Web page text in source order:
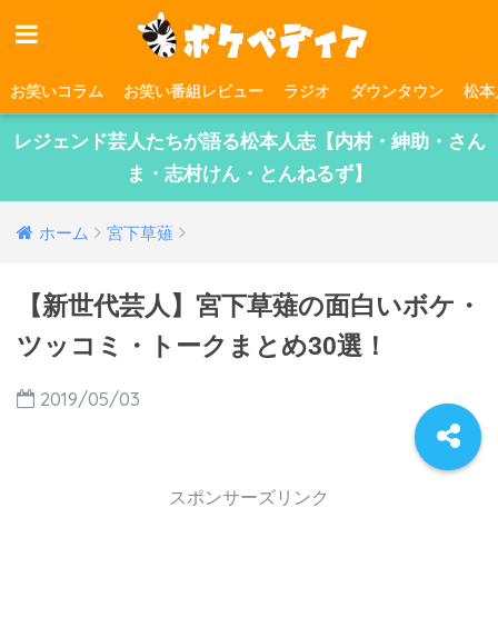
お笑いコラム お笑い番組レビュー ラジオ ダウンタウン 松本
レジェンド芸人たちが語る松本人志【内村・紳助・さん
ま・志村けん・とんねるず】
ホーム 宮下草薙
【新世代芸人】宮下草薙の面白いボケ・
ツッコミ・トークまとめ30選！
2019/05/03
スポンサーズリンク